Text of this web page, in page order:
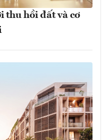
thu hồi đất và cơ